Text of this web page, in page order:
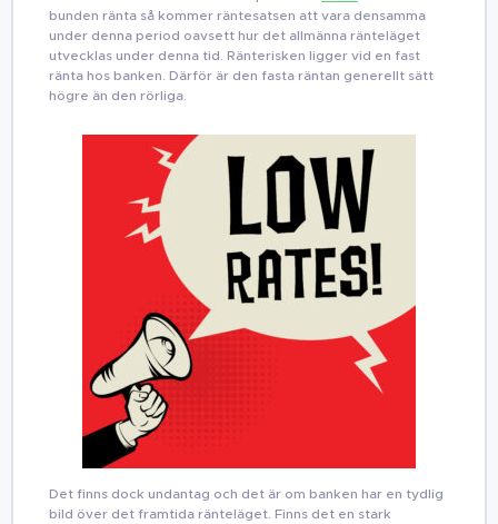
bunden ränta så kommer räntesatsen att vara densamma
under denna period oavsett hur det allmänna ränteläget
utvecklas under denna tid. Ränterisken ligger vid en fast
ränta hos banken. Därför är den fasta räntan generellt sätt
högre än den rörliga.
Det finns dock undantag och det är om banken har en tydlig
bild över det framtida ränteläget. Finns det en stark